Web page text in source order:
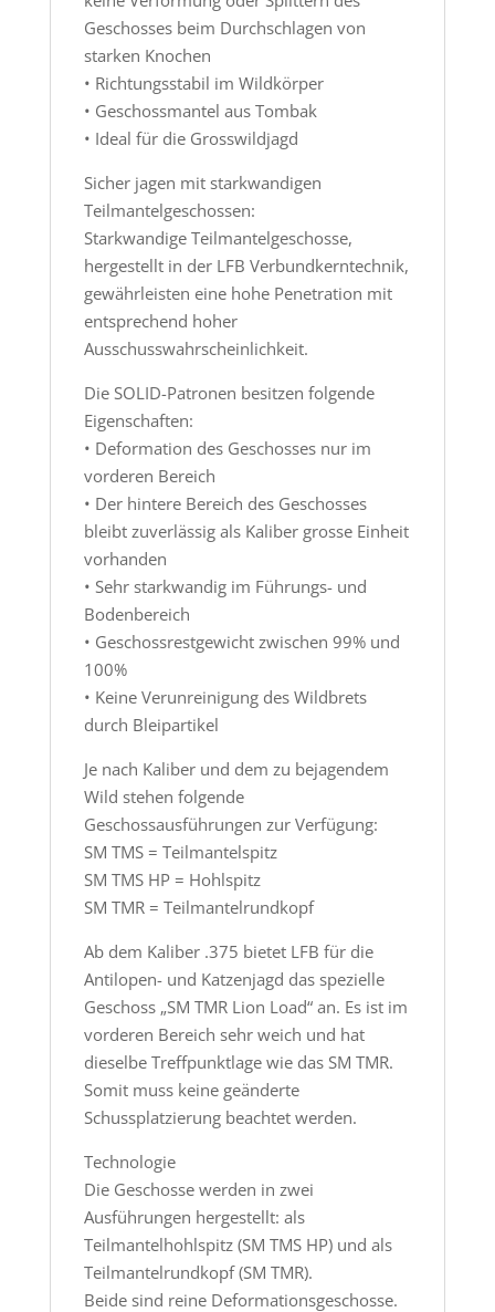
Geschosses beim Durchschlagen von
starken Knochen
• Richtungsstabil im Wildkörper
• Geschossmantel aus Tombak
• Ideal für die Grosswildjagd
Sicher jagen mit starkwandigen
Teilmantelgeschossen:
Starkwandige Teilmantelgeschosse,
hergestellt in der LFB Verbundkerntechnik,
gewährleisten eine hohe Penetration mit
entsprechend hoher
Ausschusswahrscheinlichkeit.
Die SOLID-Patronen besitzen folgende
Eigenschaften:
• Deformation des Geschosses nur im
vorderen Bereich
• Der hintere Bereich des Geschosses
bleibt zuverlässig als Kaliber grosse Einheit
vorhanden
• Sehr starkwandig im Führungs- und
Bodenbereich
• Geschossrestgewicht zwischen 99% und
100%
• Keine Verunreinigung des Wildbrets
durch Bleipartikel
Je nach Kaliber und dem zu bejagendem
Wild stehen folgende
Geschossausführungen zur Verfügung:
SM TMS = Teilmantelspitz
SM TMS HP = Hohlspitz
SM TMR = Teilmantelrundkopf
Ab dem Kaliber .375 bietet LFB für die
Antilopen- und Katzenjagd das spezielle
Geschoss „SM TMR Lion Load“ an. Es ist im
vorderen Bereich sehr weich und hat
dieselbe Treffpunktlage wie das SM TMR.
Somit muss keine geänderte
Schussplatzierung beachtet werden.
Technologie
Die Geschosse werden in zwei
Ausführungen hergestellt: als
Teilmantelhohlspitz (SM TMS HP) und als
Teilmantelrundkopf (SM TMR).
Beide sind reine Deformationsgeschosse.